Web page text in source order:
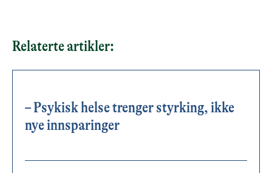
Relaterte artikler:
– Psykisk helse trenger styrking, ikke
nye innsparinger